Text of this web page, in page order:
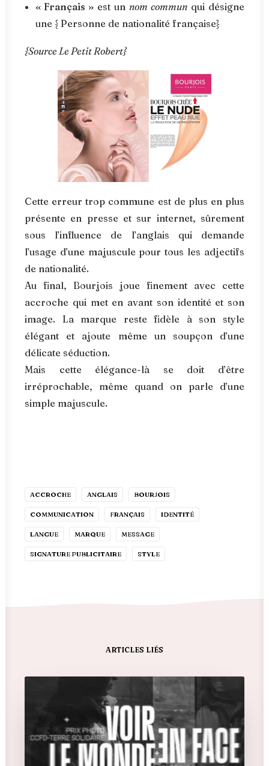
« Français » est un nom commun qui désigne
une { Personne de nationalité française}
{Source Le Petit Robert}
Cette erreur trop commune est de plus en plus
présente en presse et sur internet, sûrement
sous l’influence de l’anglais qui demande
l’usage d’une majuscule pour tous les adjectifs
de nationalité.
Au final, Bourjois joue finement avec cette
accroche qui met en avant son identité et son
image. La marque reste fidèle à son style
élégant et ajoute même un soupçon d’une
délicate séduction.
Mais cette élégance-là se doit d’être
irréprochable, même quand on parle d’une
simple majuscule.
ACCROCHE ANGLAIS BOURJOIS
COMMUNICATION FRANÇAIS IDENTITÉ
LANGUE MARQUE MESSAGE
SIGNATURE PUBLICITAIRE STYLE
ARTICLES LIÉS